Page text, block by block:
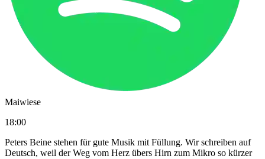
Maiwiese
18:00
Peters Beine stehen für gute Musik mit Füllung. Wir schreiben auf
Deutsch, weil der Weg vom Herz übers Hirn zum Mikro so kürzer